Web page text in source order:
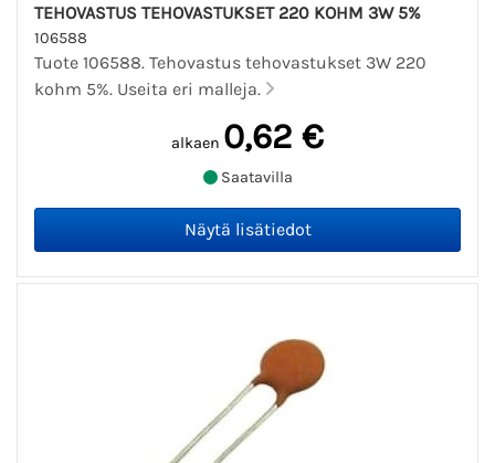
TEHOVASTUS TEHOVASTUKSET 220 KOHM 3W 5%
106588
Tuote 106588. Tehovastus tehovastukset 3W 220
kohm 5%. Useita eri malleja.
alkaen 0,62 €
Saatavilla